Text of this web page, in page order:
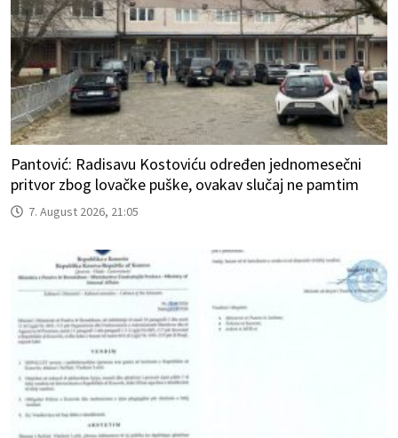
Pantović: Radisavu Kostoviću određen jednomesečni
pritvor zbog lovačke puške, ovakav slučaj ne pamtim
7. August 2026, 21:05